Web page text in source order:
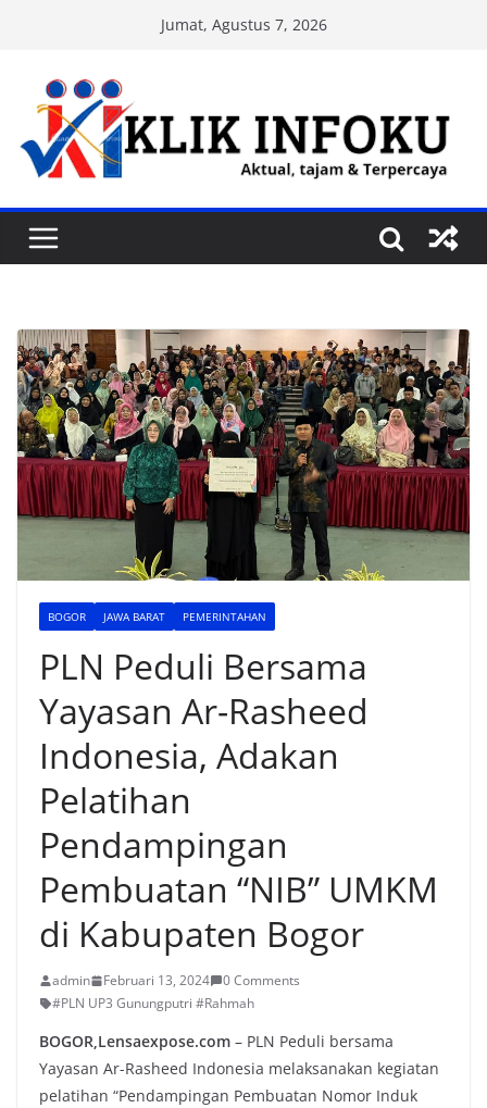
content
Jumat, Agustus 7, 2026
BOGOR JAWA BARAT PEMERINTAHAN
PLN Peduli Bersama
Yayasan Ar-Rasheed
Indonesia, Adakan
Pelatihan
Pendampingan
Pembuatan “NIB” UMKM
di Kabupaten Bogor
admin Februari 13, 2024
0 Comments
#PLN UP3 Gunungputri #Rahmah
BOGOR,Lensaexpose.com – PLN Peduli bersama
Yayasan Ar-Rasheed Indonesia melaksanakan kegiatan
pelatihan “Pendampingan Pembuatan Nomor Induk